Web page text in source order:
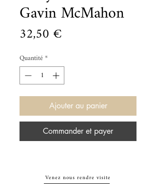
Gavin McMahon
32,50 €
Quantité*
Ajouter au panier
Commander et payer
Venez nous rendre visite